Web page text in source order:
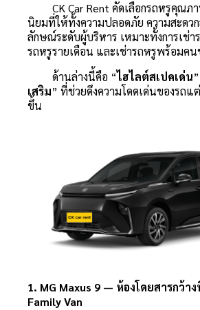
CK Car Rent คัดเลือกรถหรูคุณภ
นิยมที่ให้ทั้งความปลอดภัย ความสะดว
ลักษณ์ระดับผู้บริหาร เหมาะทั้งการเช่า
รถหรูรายเดือน และเช่ารถหรูพร้อมค
ด้านล่างนี้คือ “ไฮไลต์สเปคเด่น
เสริม” ที่ช่วยดึงความโดดเด่นของรถแ
ขึ้น
1. MG Maxus 9 — ห้องโดยสารกว้า
Family Van